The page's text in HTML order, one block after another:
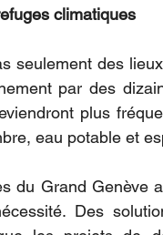
climatiques
seulement des
par des
plus
eau potable et
du Grand Genève
Des